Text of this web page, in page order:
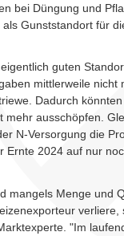
bei Düngung und
Gunststandort für
guten
mittlerweile nicht
Dadurch
mehr ausschöpfen.
N-Versorgung die
Ernte 2024 auf nur
mangels Menge und
"Im